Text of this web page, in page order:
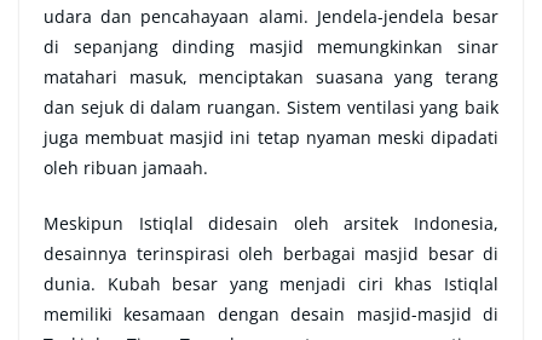
udara dan pencahayaan alami. Jendela-jendela besar
di sepanjang dinding masjid memungkinkan sinar
matahari masuk, menciptakan suasana yang terang
dan sejuk di dalam ruangan. Sistem ventilasi yang baik
juga membuat masjid ini tetap nyaman meski dipadati
oleh ribuan jamaah.
Meskipun Istiqlal didesain oleh arsitek Indonesia,
desainnya terinspirasi oleh berbagai masjid besar di
dunia. Kubah besar yang menjadi ciri khas Istiqlal
memiliki kesamaan dengan desain masjid-masjid di